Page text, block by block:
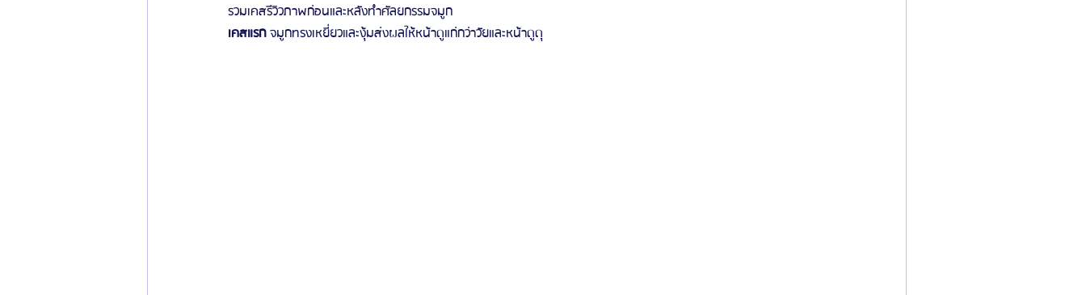
รวมเคสรีวิวภาพก่อนและหลังทำศัลยกรรมจมูก
เคสแรก จมูกทรงเหยี่ยวและงุ้มส่งผลให้หน้าดูแก่กว่าวัยและหน้าดูดุ